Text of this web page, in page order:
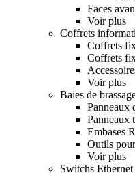
Faces
Voir plus
Coffrets
Coffrets
Coffrets
Voir plus
Baies de
Panneaux
Panneaux
Embases
Outils
Voir plus
Switchs Ethernet